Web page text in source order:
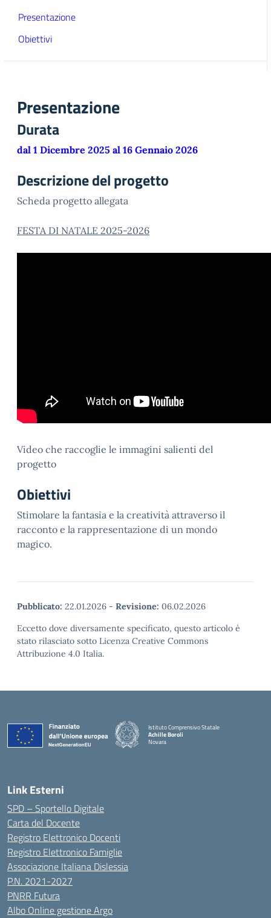
Presentazione
Obiettivi
Presentazione
Durata
dal 1 Dicembre 2025 al 16 Gennaio 2026
Descrizione del progetto
Scheda progetto allegata
FESTA DI NATALE 2025-2026
Video che raccoglie le immagini salienti del
progetto
Obiettivi
Stimolare la fantasia e la creatività attraverso il
racconto e la rappresentazione di un mondo
magico.
Pubblicato: 22.01.2026 - Revisione: 06.02.2026
Eccetto dove diversamente specificato, questo articolo è
stato rilasciato sotto Licenza Creative Commons
Attribuzione 4.0 Italia.
Istituto Comprensivo Statale
Achille Boroli
Novara
Link Esterni
SPD – Sportello Digitale
Carta del Docente
Registro Elettronico Docenti
Registro Elettronico Famiglie
Associazione Italiana Dislessia
P.N. 2021-2027
PNRR Futura
Albo Online gestione Argo